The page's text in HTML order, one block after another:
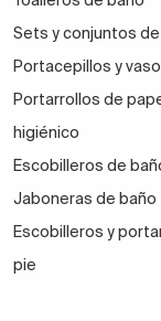
Sets y conjuntos
Portacepillos y
Portarrollos de
higiénico
Escobilleros de
Jaboneras de baño
Escobilleros y
pie